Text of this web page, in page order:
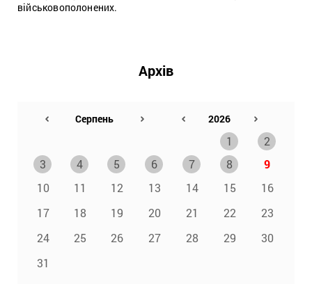
військовополонених.
Архів
1
2
3
4 5 6 7 8
9
10
11 12 13 14 15
16
17
18 19 20 21 22
23
24
25 26 27 28 29
30
31